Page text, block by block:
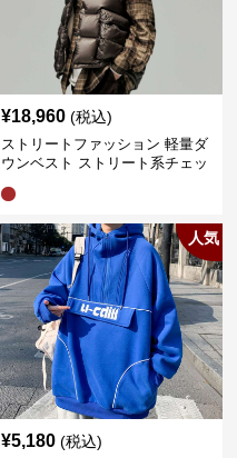
¥18,960 (税込)
ストリートファッション 軽量ダ
ウンベスト ストリート系チェッ
人気
¥5,180 (税込)